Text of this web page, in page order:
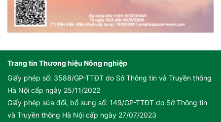
Trang tin Thương hiệu Nông nghiệp
Giấy phép số: 3588/GP-TTĐT do Sở Thông tin và Truyền thông
Hà Nội cấp ngày 25/11/2022
Giấy phép sửa đổi, bổ sung số: 149/GP-TTĐT do Sở Thông tin
và Truyền thông Hà Nội cấp ngày 27/07/2023